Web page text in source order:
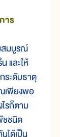
าร
มบูรณ์
และให้
ระดับธาตุ
เพียงพอ
รก็ตาม
ชชนิด